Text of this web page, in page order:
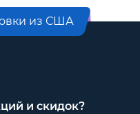
из США
и скидок?